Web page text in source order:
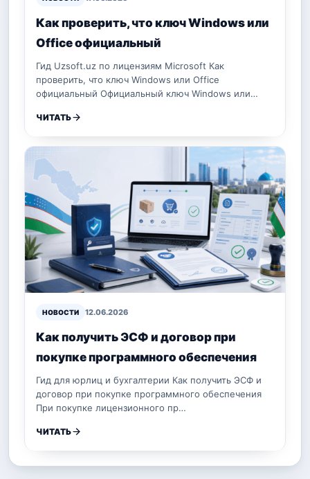
Как проверить, что ключ Windows или
Office официальный
Гид Uzsoft.uz по лицензиям Microsoft Как
проверить, что ключ Windows или Office
официальный Официальный ключ Windows или…
ЧИТАТЬ
НОВОСТИ 12.06.2026
Как получить ЭСФ и договор при
покупке программного обеспечения
Гид для юрлиц и бухгалтерии Как получить ЭСФ и
договор при покупке программного обеспечения
При покупке лицензионного пр…
ЧИТАТЬ